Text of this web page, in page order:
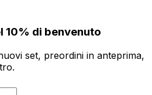
10% di benvenuto
set, preordini in anteprima,